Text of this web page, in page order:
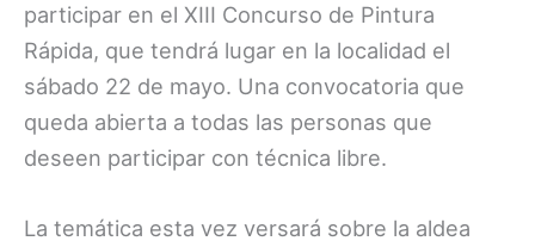
participar en el XIII Concurso de Pintura
Rápida, que tendrá lugar en la localidad el
sábado 22 de mayo. Una convocatoria que
queda abierta a todas las personas que
deseen participar con técnica libre.
La temática esta vez versará sobre la aldea